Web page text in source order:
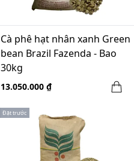
Cà phê hạt nhân xanh Green
bean Brazil Fazenda - Bao
30kg
13.050.000 ₫
Đặt trước